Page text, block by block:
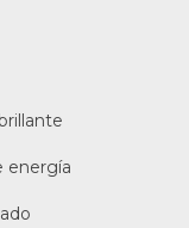
energía